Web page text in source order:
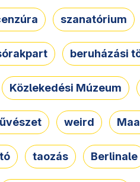
szanatórium
beruházási
Közlekedési Múzeum
weird
taozás Berlinale